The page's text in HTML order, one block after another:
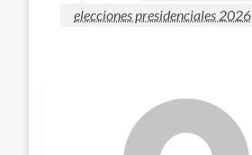
elecciones presidenciales 2026